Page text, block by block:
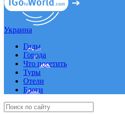
Украина
Гиды
Города
Что посетить
Туры
Отели
Блоги